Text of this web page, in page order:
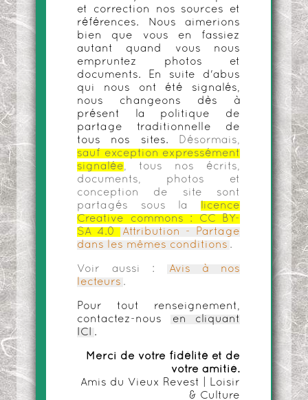
et correction nos sources et
références. Nous aimerions
bien que vous en fassiez
autant quand vous nous
empruntez photos et
documents. En suite d'abus
qui nous ont été signalés,
nous changeons dès à
présent la politique de
partage traditionnelle de
tous nos sites.
Désormais,
sauf exception expressément
signalée , tous nos écrits,
documents, photos et
conception de site sont
partagés sous la
licence
Creative commons :
CC BY-
SA 4.0
Attribution - Partage
dans les mêmes conditions .
Voir aussi :
Avis à nos
lecteurs .
Pour tout renseignement,
contactez-nous
en cliquant
ICI
.
Merci de votre fidélité et de
votre amitié.
Amis du Vieux Revest | Loisir
& Culture